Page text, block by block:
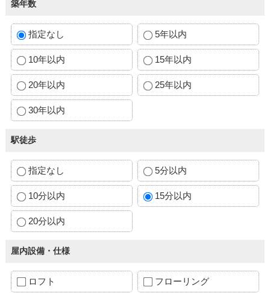
築年数
指定なし 5年以内
10年以内 15年以内
20年以内 25年以内
30年以内
駅徒歩
指定なし 5分以内
10分以内 15分以内
20分以内
屋内設備・仕様
ロフト フローリング